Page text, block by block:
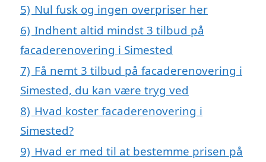
5) Nul fusk og ingen overpriser her
6) Indhent altid mindst 3 tilbud på
facaderenovering i Simested
7) Få nemt 3 tilbud på facaderenovering i
Simested, du kan være tryg ved
8) Hvad koster facaderenovering i
Simested?
9) Hvad er med til at bestemme prisen på